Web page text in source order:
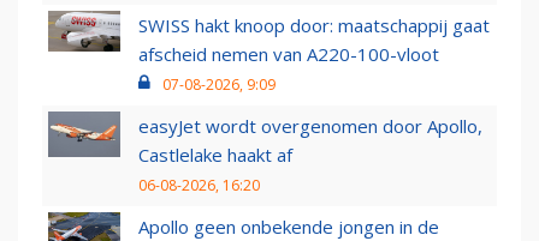
SWISS hakt knoop door: maatschappij gaat
afscheid nemen van A220-100-vloot
07-08-2026, 9:09
easyJet wordt overgenomen door Apollo,
Castlelake haakt af
06-08-2026, 16:20
Apollo geen onbekende jongen in de